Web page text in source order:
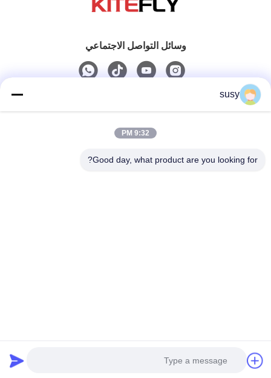
وسائل التواصل الاجتماعي
0086-19952400441
susy
9:32 PM
Good day, what product are you looking for?